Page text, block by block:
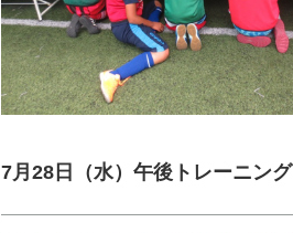
7月28日（水）午後トレーニング